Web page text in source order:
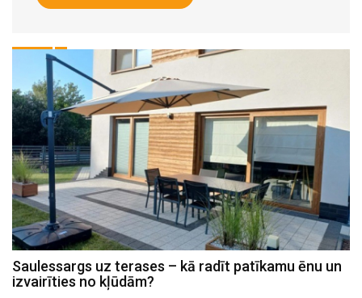
Saulessargs uz terases – kā radīt patīkamu ēnu un
izvairīties no kļūdām?